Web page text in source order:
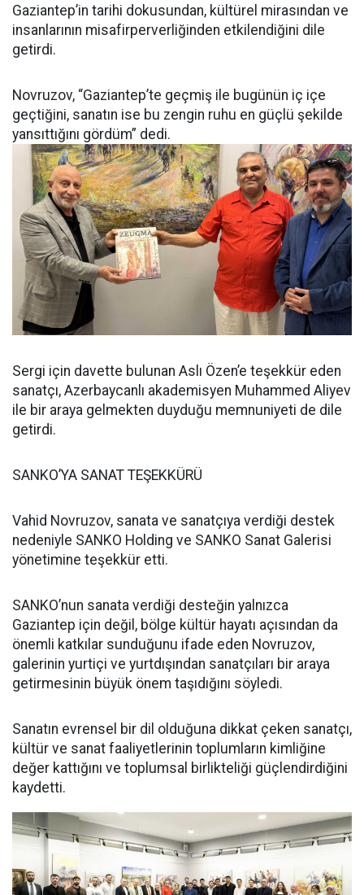
Gaziantep’in tarihi dokusundan, kültürel mirasından ve
insanlarının misafirperverliğinden etkilendiğini dile
getirdi.
Novruzov, “Gaziantep’te geçmiş ile bugünün iç içe
geçtiğini, sanatın ise bu zengin ruhu en güçlü şekilde
yansıttığını gördüm” dedi.
Sergi için davette bulunan Aslı Özen’e teşekkür eden
sanatçı, Azerbaycanlı akademisyen Muhammed Aliyev
ile bir araya gelmekten duyduğu memnuniyeti de dile
getirdi.
SANKO’YA SANAT TEŞEKKÜRÜ
Vahid Novruzov, sanata ve sanatçıya verdiği destek
nedeniyle SANKO Holding ve SANKO Sanat Galerisi
yönetimine teşekkür etti.
SANKO’nun sanata verdiği desteğin yalnızca
Gaziantep için değil, bölge kültür hayatı açısından da
önemli katkılar sunduğunu ifade eden Novruzov,
galerinin yurtiçi ve yurtdışından sanatçıları bir araya
getirmesinin büyük önem taşıdığını söyledi.
Sanatın evrensel bir dil olduğuna dikkat çeken sanatçı,
kültür ve sanat faaliyetlerinin toplumların kimliğine
değer kattığını ve toplumsal birlikteliği güçlendirdiğini
kaydetti.